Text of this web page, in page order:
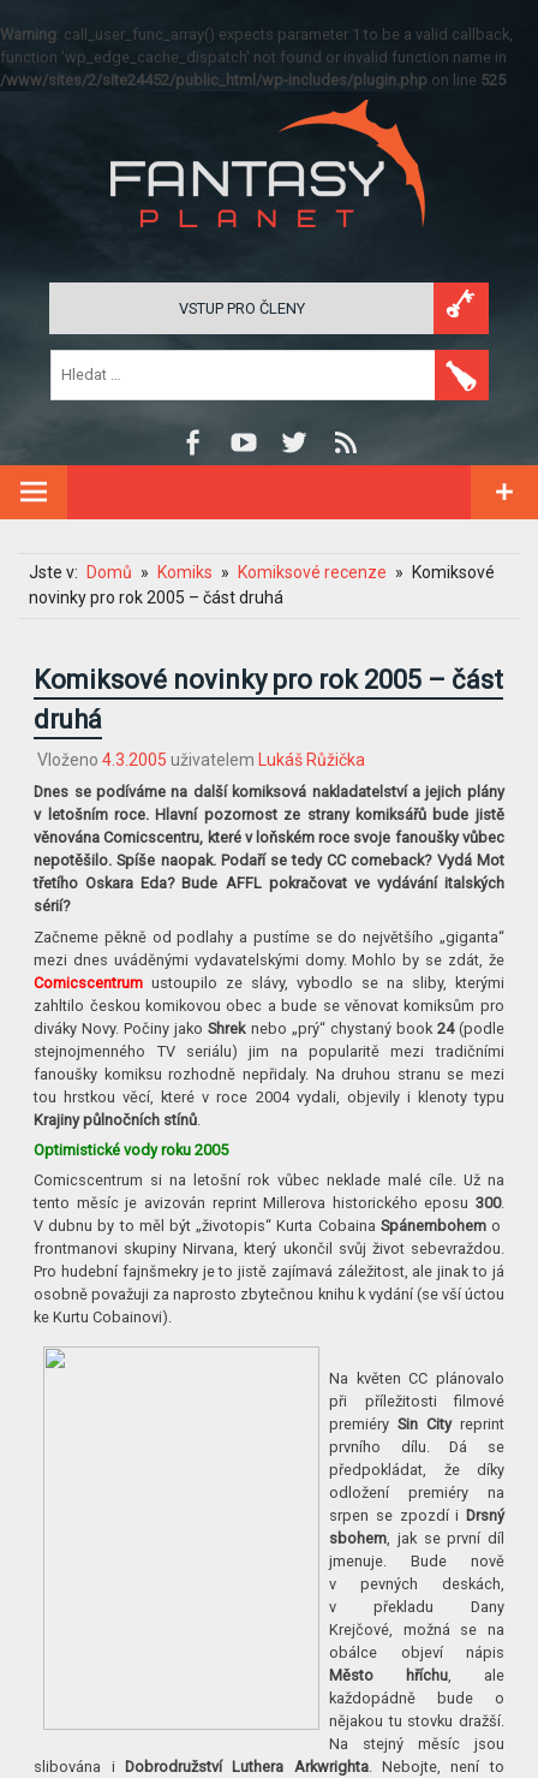
Warning: call_user_func_array() expects parameter 1 to be a valid callback,
function 'wp_edge_cache_dispatch' not found or invalid function name in
/www/sites/2/site24452/public_html/wp-includes/plugin.php on line 525
VSTUP PRO ČLENY
Jste v: Domů Komiks Komiksové recenze
Komiksové
novinky pro rok 2005 – část druhá
Komiksové novinky pro rok 2005 – část
druhá
Vloženo 4.3.2005 uživatelem Lukáš Růžička
Dnes se podíváme na další komiksová nakladatelství a jejich plány
v letošním roce. Hlavní pozornost ze strany komiksářů bude jistě
věnována Comicscentru, které v loňském roce svoje fanoušky vůbec
nepotěšilo. Spíše naopak. Podaří se tedy CC comeback? Vydá Mot
třetího Oskara Eda? Bude AFFL pokračovat ve vydávání italských
sérií?
Začneme pěkně od podlahy a pustíme se do největšího „giganta“
mezi dnes uváděnými vydavatelskými domy. Mohlo by se zdát, že
Comicscentrum ustoupilo ze slávy, vybodlo se na sliby, kterými
zahltilo českou komikovou obec a bude se věnovat komiksům pro
diváky Novy. Počiny jakoShreknebo „prý“ chystaný book 24(podle
stejnojmenného TV seriálu)
jim na popularitě mezi tradičními
fanoušky komiksu rozhodně nepřidaly. Na druhou stranu se mezi
tou hrstkou věcí, které v roce 2004 vydali, objevily i klenoty typu
Krajiny půlnočních stínů
Optimistické vody roku 2005
Comicscentrum si na letošní rok vůbec neklade malé cíle. Už na
tento měsíc je avizován reprint Millerova historického eposu 300.
V dubnu by to měl být „životopis“ Kurta Cobaina Spánembohemo
frontmanovi skupiny Nirvana, který ukončil svůj život sebevraždou.
Pro hudební fajnšmekry je to jistě zajímavá záležitost, ale jinak to já
osobně považuji za naprosto zbytečnou knihu k vydání (se vší úctou
ke Kurtu Cobainovi).
Na květen CC plánovalo
při příležitosti filmové
premiérySin Cityreprint
prvního dílu. Dá se
předpokládat, že díky
odložení premiéry na
srpen se zpozdí i Drsný
sbohem, jak se první díl
jmenuje. Bude nově
v pevných deskách,
v překladu Dany
Krejčové, možná se na
obálce objeví nápis
Město hříchu, ale
každopádně bude o
nějakou tu stovku dražší.
Na stejný měsíc jsou
slibována i
Dobrodružství Luthera Arkwrighta. Nebojte, není to